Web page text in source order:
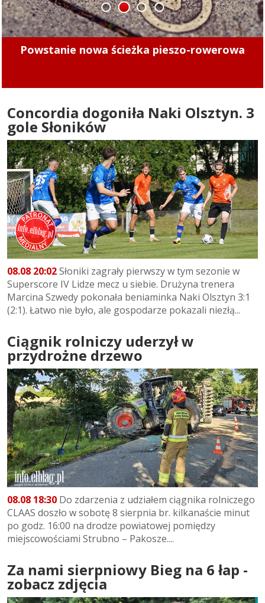
Minęły 4 lata. Sprawdziliśmy, czy kierowcy
1 2 3 4
Concordia dogoniła Naki Olsztyn. 3
gole Słoników
08.08 20:02Słoniki zagrały pierwszy w tym sezonie w
Superscore IV Lidze mecz u siebie. Drużyna trenera
Marcina Szwedy pokonała beniaminka Naki Olsztyn 3:1
(2:1). Łatwo nie było, ale gospodarze pokazali niezłą...
Ciągnik rolniczy uderzył w
przydrożne drzewo
08.08 18:30 Do zdarzenia z udziałem ciągnika rolniczego
CLAAS doszło w sobotę 8 sierpnia br. kilkanaście minut
po godz. 16:00 na drodze powiatowej pomiędzy
miejscowościami Strubno – Pakosze....
Za nami sierpniowy Bieg na 6 łap -
zobacz zdjęcia